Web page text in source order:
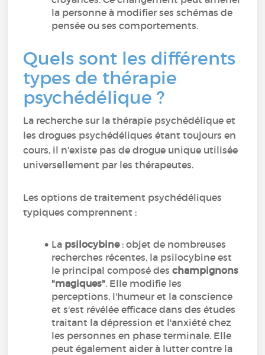
la personne à modifier ses schémas de
pensée ou ses comportements.
Quels sont les différents
types de thérapie
psychédélique ?
La recherche sur la thérapie psychédélique et
les drogues psychédéliques étant toujours en
cours, il n'existe pas de drogue unique utilisée
universellement par les thérapeutes.
Les options de traitement psychédéliques
typiques comprennent :
La psilocybine : objet de nombreuses
recherches récentes, la psilocybine est
le principal composé deschampignons
"magiques". Elle modifie les
perceptions, l'humeur et la conscience
et s'est révélée efficace dans des études
traitant la dépression et l'anxiété chez
les personnes en phase terminale. Elle
peut également aider à lutter contre la